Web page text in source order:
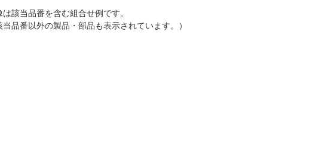
は該当品番を含む組合せ例です。
当品番以外の製品・部品も表示されています。）